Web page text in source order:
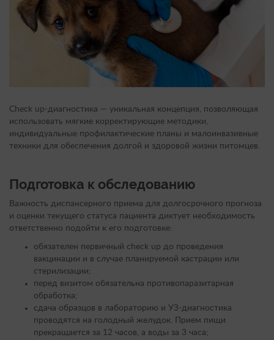
Check up-диагностика — уникальная концепция, позволяющая
использовать мягкие корректирующие методики,
индивидуальные профилактические планы и малоинвазивные
техники для обеспечения долгой и здоровой жизни питомцев.
Подготовка к обследованию
Важность диспансерного приема для долгосрочного прогноза
и оценки текущего статуса пациента диктует необходимость
ответственно подойти к его подготовке:
обязателен первичный check up до проведения
вакцинации и в случае планируемой кастрации или
стерилизации;
перед визитом обязательна противопаразитарная
обработка;
сдача образцов в лабораторию и УЗ-диагностика
проводятся на голодный желудок. Прием пищи
прекращается за 12 часов, а воды за 3 часа;